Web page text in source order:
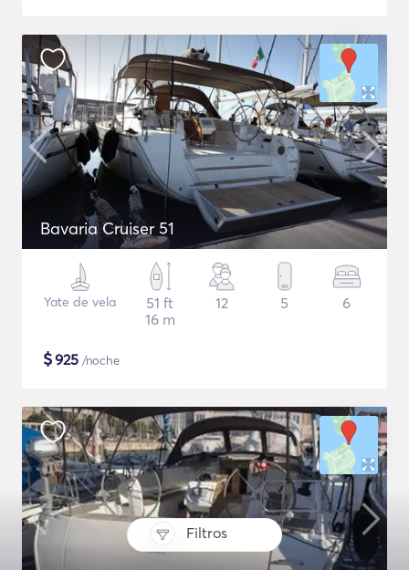
Filtros
Bavaria Cruiser 51
Yate de vela
51 ft
16 m
12 5 6
$925 /noche